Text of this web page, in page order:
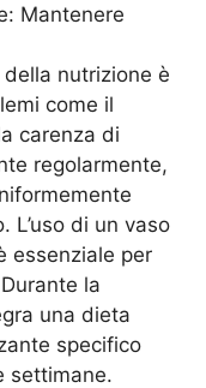
Mantenere
della nutrizione è
come il
carenza di
regolarmente,
L’uso di un vaso
essenziale per
la
una dieta
specifico
settimane.